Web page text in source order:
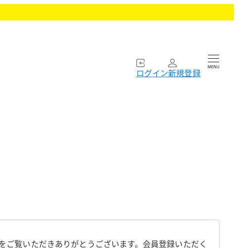
ログイン新規登録 MENU
ご覧いただきありがとうございます。会員登録いただく